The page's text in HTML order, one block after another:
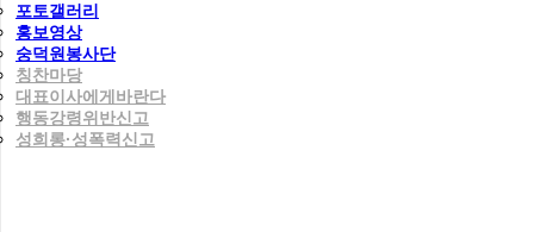
포토갤러리
홍보영상
숭덕원봉사단
칭찬마당
대표이사에게바란다
행동강령위반신고
성희롱·성폭력신고